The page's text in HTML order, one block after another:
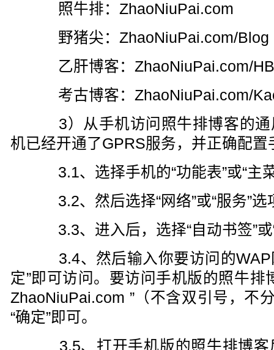
照牛排：ZhaoNiuPai.com
野猪尖：ZhaoNiuPai.com/Blog
乙肝博客：ZhaoNiuPai.com/
考古博客：ZhaoNiuPai.com/
3）从手机访问照牛排博客的通
机已经开通了GPRS服务，并正确配置
3.1、选择手机的“功能表”或“主
3.2、然后选择“网络”或“服务”选
3.3、进入后，选择“自动书签”或
3.4、然后输入你要访问的WAP
定”即可访问。要访问手机版的照牛排
ZhaoNiuPai.com ”（不含双引号，不
“确定”即可。
3.5、打开手机版的照牛排博客